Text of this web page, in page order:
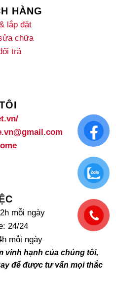
HÀNG
lắp đặt
chữa
trả
mỗi ngày
24/24
mỗi ngày
vinh hạnh của chúng tôi,
để được tư vấn mọi thắc